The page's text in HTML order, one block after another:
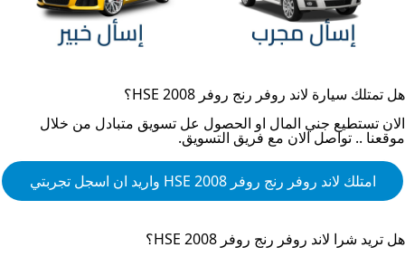
هل تمتلك سيارة لاند روفر رنج روفر HSE 2008
؟
الان تستطيع جني المال او الحصول عل تسويق متبادل من خلال
موقعنا .. تواصل الان مع فريق التسويق.
امتلك لاند روفر رنج روفر HSE 2008 واريد ان اسجل تجربتي
هل تريد شرا لاند روفر رنج روفر HSE 2008
؟